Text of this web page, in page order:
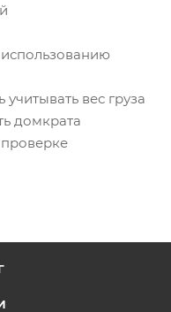
вес груза
домкрата